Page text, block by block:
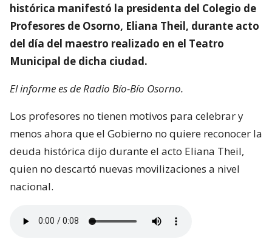
histórica manifestó la presidenta del Colegio de
Profesores de Osorno, Eliana Theil, durante acto
del día del maestro realizado en el Teatro
Municipal de dicha ciudad.
El informe es de Radio Bío-Bío Osorno.
Los profesores no tienen motivos para celebrar y
menos ahora que el Gobierno no quiere reconocer la
deuda histórica dijo durante el acto Eliana Theil,
quien no descartó nuevas movilizaciones a nivel
nacional.